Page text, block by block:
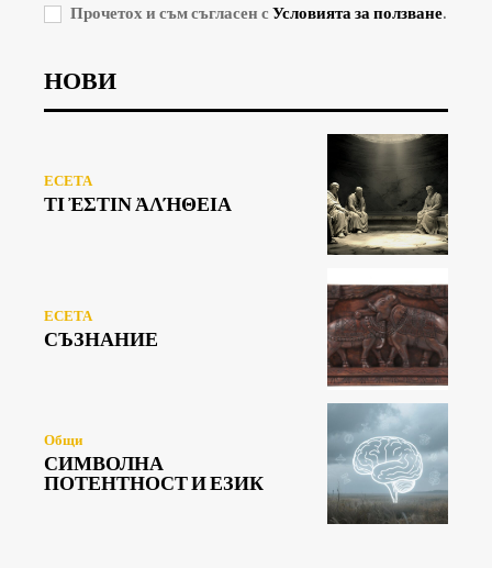
Прочетох и съм съгласен с Условията за ползване.
НОВИ
ЕСЕТА
ΤΙ ἘΣΤΙΝ ἈΛΉΘΕΙΑ
ЕСЕТА
СЪЗНАНИЕ
Общи
СИМВОЛНА
ПОТЕНТНОСТ И ЕЗИК